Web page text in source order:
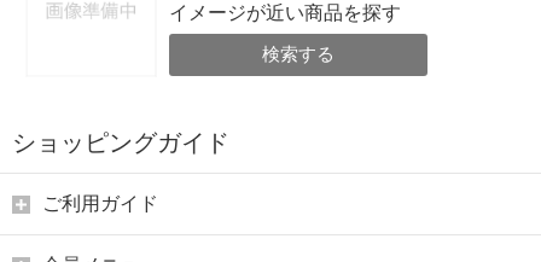
イメージが近い商品を探す
検索する
ショッピングガイド
ご利用ガイド